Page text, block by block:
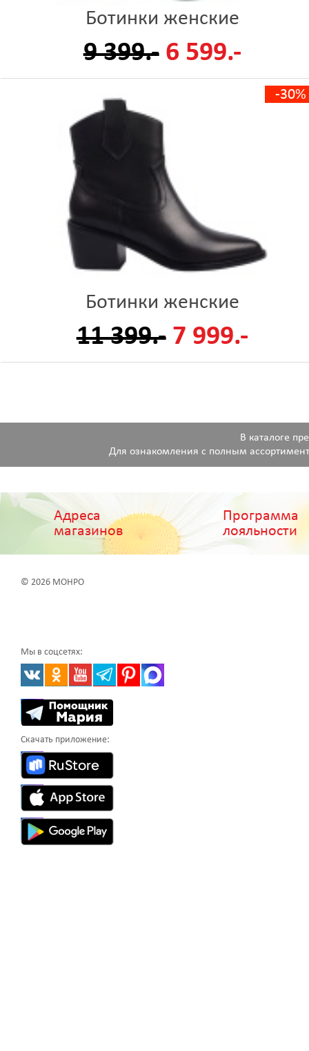
Ботинки женские
9 399.- 6 599.-
-30%
Ботинки женские
11 399.- 7 999.-
В каталоге
Для ознакомления с полным
Адреса
магазинов
Программа
лояльности
© 2026 МОНРО
Мы в соцсетях:
Скачать приложение: